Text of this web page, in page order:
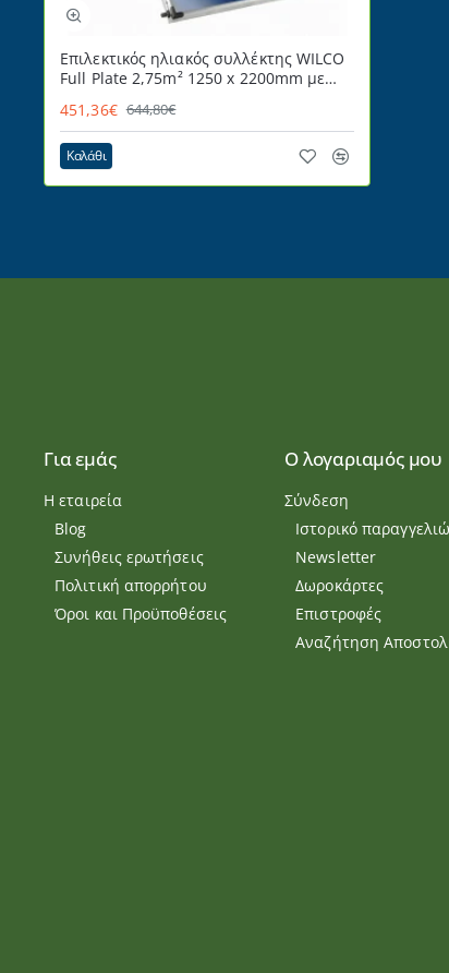
Επιλεκτικός ηλιακός συλλέκτης WILCO
Full Plate 2,75m² 1250 x 2200mm με
451,36€ 644,80€
Καλάθι
Για εμάς
Η εταιρεία
Blog
Συνήθεις ερωτήσεις
Πολιτική απορρήτου
Όροι και Προϋποθέσεις
Ο λογαριαμός μου
Σύνδεση
Ιστορικό
Newsletter
Δωροκάρτες
Επιστροφές
Αναζήτηση